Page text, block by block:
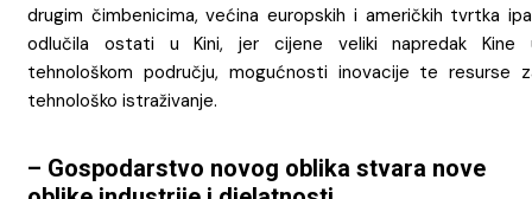
drugim čimbenicima, većina europskih i američkih tvrtka
odlučila ostati u Kini, jer cijene veliki napredak Kine
tehnološkom području, mogućnosti inovacije te resurse
tehnološko istraživanje.
– Gospodarstvo novog oblika stvara nove